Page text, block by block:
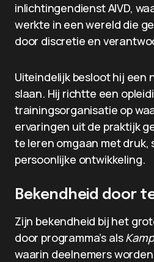
inlichtingendienst AIVD,
werkte in een wereld die
door discretie en
Uiteindelijk besloot hij een
slaan. Hij richtte een
trainingsorganisatie op
ervaringen uit de praktijk
te leren omgaan met druk,
persoonlijke ontwikkeling.
Bekendheid door
Zijn bekendheid bij het
door programma’s als
waarin deelnemers